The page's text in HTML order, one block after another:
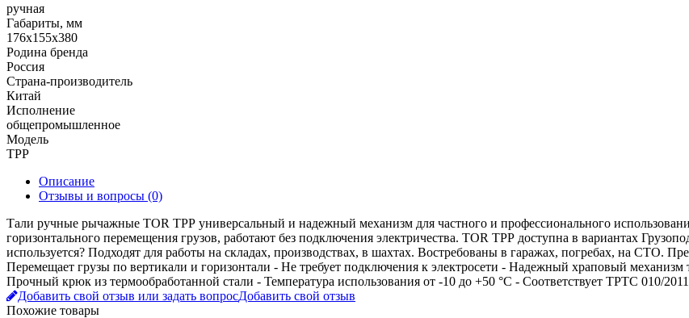
ручная
Габариты, мм
176х155х380
Родина бренда
Россия
Страна-производитель
Китай
Исполнение
общепромышленное
Модель
ТРР
Описание
Отзывы и вопросы (0)
Тали ручные рычажные TOR ТРР универсальный и надежный механизм для частного и профессионального
горизонтального перемещения грузов, работают без подключения электричества. TOR ТРР доступна в вариантах
используется? Подходят для работы на складах, производствах, в шахтах. Востребованы в гаражах, погребах, на СТО.
Перемещает грузы по вертикали и горизонтали - Не требует подключения к электросети - Надежный храповый механизм
Прочный крюк из термообработанной стали - Температура использования от -10 до +50 °C - Соответствует ТРТС 010/
Добавить свой отзыв или задать вопросДобавить свой отзыв
Похожие товары